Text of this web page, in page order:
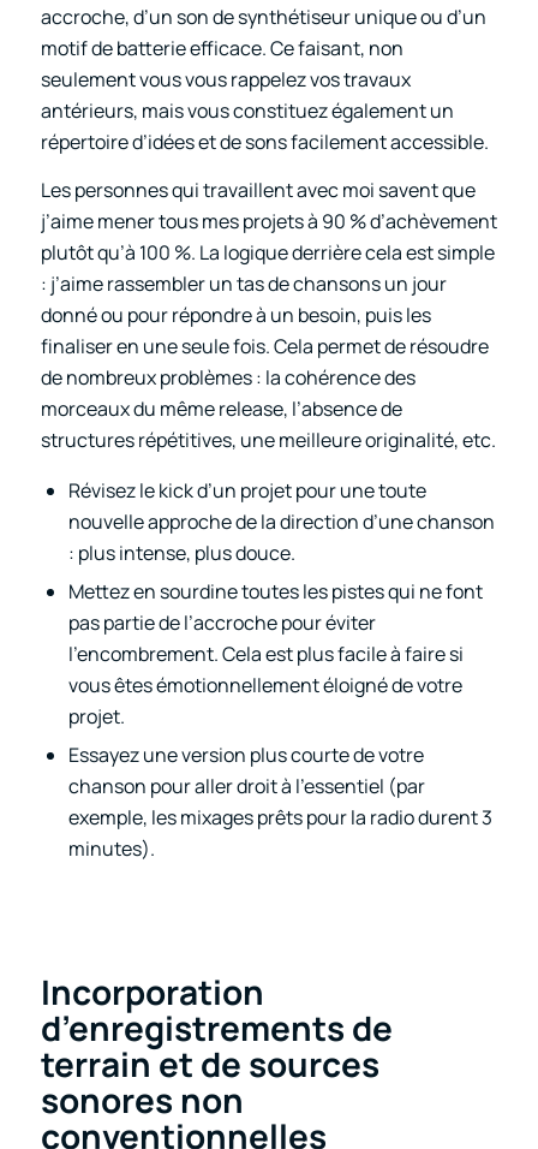
accroche, d’un son de synthétiseur unique ou d’un
motif de batterie efficace. Ce faisant, non
seulement vous vous rappelez vos travaux
antérieurs, mais vous constituez également un
répertoire d’idées et de sons facilement accessible.
Les personnes qui travaillent avec moi savent que
j’aime mener tous mes projets à 90 % d’achèvement
plutôt qu’à 100 %. La logique derrière cela est simple
: j’aime rassembler un tas de chansons un jour
donné ou pour répondre à un besoin, puis les
finaliser en une seule fois. Cela permet de résoudre
de nombreux problèmes : la cohérence des
morceaux du même release, l’absence de
structures répétitives, une meilleure originalité, etc.
Révisez le kick d’un projet pour une toute
nouvelle approche de la direction d’une chanson
: plus intense, plus douce.
Mettez en sourdine toutes les pistes qui ne font
pas partie de l’accroche pour éviter
l’encombrement. Cela est plus facile à faire si
vous êtes émotionnellement éloigné de votre
projet.
Essayez une version plus courte de votre
chanson pour aller droit à l’essentiel (par
exemple, les mixages prêts pour la radio durent 3
minutes).
Incorporation
d’enregistrements de
terrain et de sources
sonores non
conventionnelles